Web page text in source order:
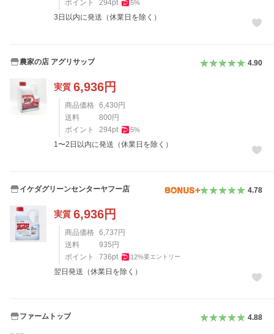
ポイント 294pt 5%
3日以内に発送（休業日を除く）
農家の店 アグリサップ 4.90
実質 6,936円
商品価格 6,430 円
送料
800 円
ポイント
294pt 5%
1〜2日以内に発送（休業日を除く）
イケダグリーンセンターヤフー店 4.78
実質 6,936円
商品価格 6,737 円
送料
935 円
ポイント
736pt 12%要エントリー
翌日発送（休業日を除く）
ファームトップ 4.88